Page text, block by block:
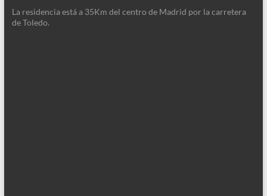
La residencia está a 35Km del centro de Madrid por la carretera
de Toledo.